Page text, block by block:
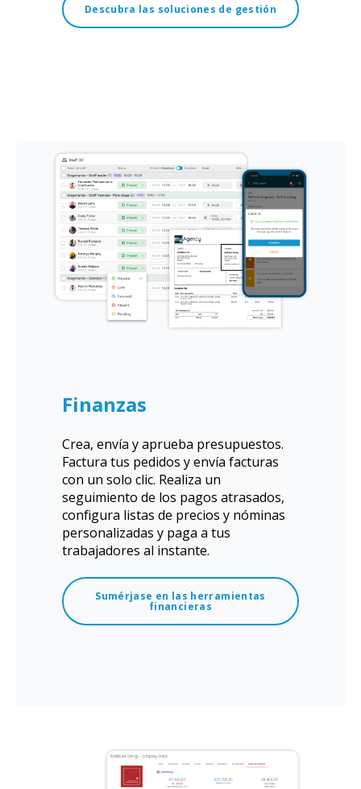
Descubra las soluciones de gestión
Finanzas
Crea, envía y aprueba presupuestos.
Factura tus pedidos y envía facturas
con un solo clic. Realiza un
seguimiento de los pagos atrasados,
configura listas de precios y nóminas
personalizadas y paga a tus
trabajadores al instante.
Sumérjase en las herramientas
financieras